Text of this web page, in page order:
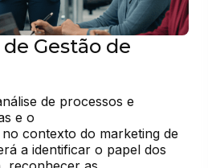
Gestão de
de processos e
e o
contexto do marketing de
a identificar o papel dos